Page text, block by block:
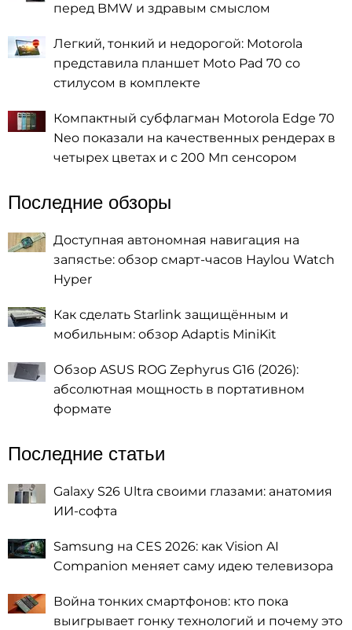
перед BMW и здравым смыслом
Легкий, тонкий и недорогой: Motorola
представила планшет Moto Pad 70 со
стилусом в комплекте
Компактный субфлагман Motorola Edge 70
Neo показали на качественных рендерах в
четырех цветах и с 200 Мп сенсором
Последние обзоры
Доступная автономная навигация на
запястье: обзор смарт-часов Haylou Watch
Hyper
Как сделать Starlink защищённым и
мобильным: обзор Adaptis MiniKit
Обзор ASUS ROG Zephyrus G16 (2026):
абсолютная мощность в портативном
формате
Последние статьи
Galaxy S26 Ultra своими глазами: анатомия
ИИ-софта
Samsung на CES 2026: как Vision AI
Companion меняет саму идею телевизора
Война тонких смартфонов: кто пока
выигрывает гонку технологий и почему это